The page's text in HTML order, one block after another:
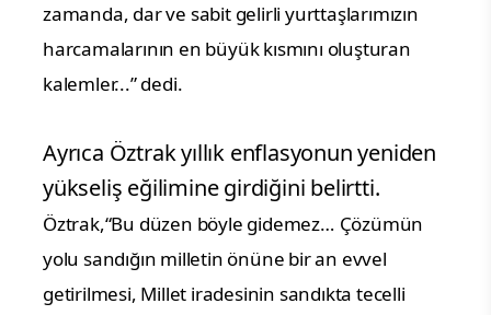
zamanda, dar ve sabit gelirli yurttaşlarımızın
harcamalarının en büyük kısmını oluşturan
kalemler...” dedi.
Ayrıca Öztrak yıllık enflasyonun yeniden
yükseliş eğilimine girdiğini belirtti.
Öztrak,“Bu düzen böyle gidemez… Çözümün
yolu sandığın milletin önüne bir an evvel
getirilmesi, Millet iradesinin sandıkta tecelli